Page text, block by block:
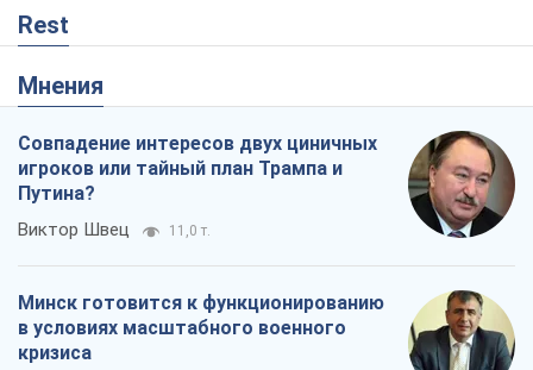
Rest
Мнения
Совпадение интересов двух циничных
игроков или тайный план Трампа и
Путина?
Виктор Швец 11,0 т.
Минск готовится к функционированию
в условиях масштабного военного
кризиса